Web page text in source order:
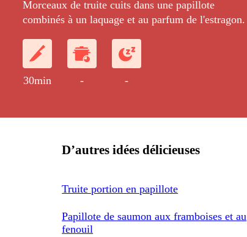
Morceaux de truite cuits dans une papillote
combinés à un laquage et au parfum de l'estragon.
30min - -
D’autres idées délicieuses
Truite portion en papillote
Papillote de saumon aux framboises et au
fenouil